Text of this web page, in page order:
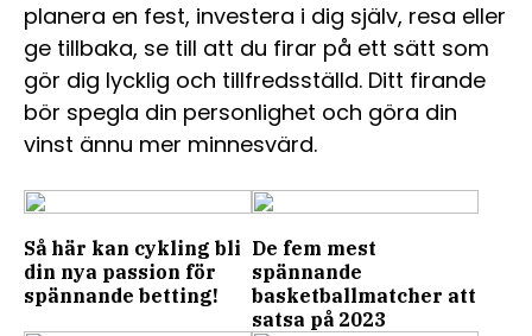
planera en fest, investera i dig själv, resa eller
ge tillbaka, se till att du firar på ett sätt som
gör dig lycklig och tillfredsställd. Ditt firande
bör spegla din personlighet och göra din
vinst ännu mer minnesvärd.
Så här kan cykling bli
din nya passion för
spännande betting!
De fem mest
spännande
basketballmatcher att
satsa på 2023